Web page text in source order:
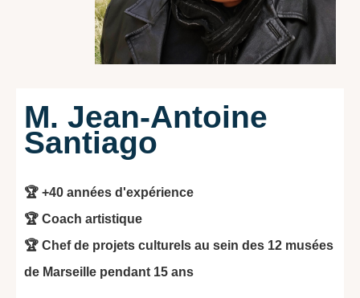
M. Jean-Antoine
Santiago
🏆 +40 années d'expérience
🏆 Coach artistique
🏆 Chef de projets culturels au sein des 12 musées
de Marseille pendant 15 ans